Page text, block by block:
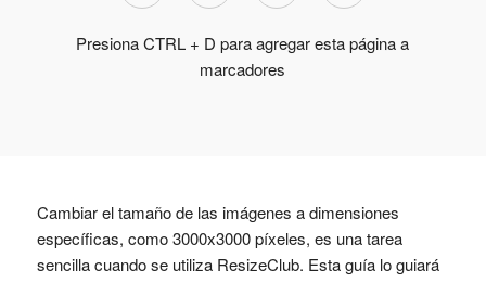
Presiona CTRL + D para agregar esta página a
marcadores
Cambiar el tamaño de las imágenes a dimensiones
específicas, como 3000x3000 píxeles, es una tarea
sencilla cuando se utiliza ResizeClub. Esta guía lo guiará